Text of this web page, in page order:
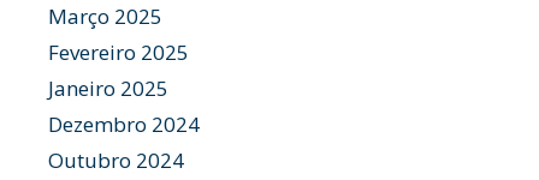
Março 2025
Fevereiro 2025
Janeiro 2025
Dezembro 2024
Outubro 2024